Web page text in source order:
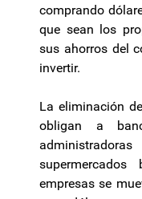
comprando
que sean los
sus ahorros del
invertir.
La eliminación
obligan a
empresas se